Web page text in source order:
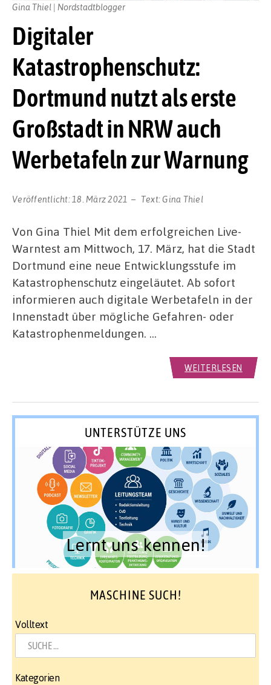
Digitaler
Katastrophenschutz:
Dortmund nutzt als erste
Großstadt in NRW auch
Werbetafeln zur Warnung
Veröffentlicht: 18. März 2021 Text:Gina Thiel
Gina Thiel | Nordstadtblogger
Von Gina Thiel Mit dem erfolgreichen Live-
Warntest am Mittwoch, 17. März, hat die Stadt
Dortmund eine neue Entwicklungsstufe im
Katastrophenschutz eingeläutet. Ab sofort
informieren auch digitale Werbetafeln in der
Innenstadt über mögliche Gefahren- oder
Katastrophenmeldungen. …
WEITERLESEN
UNTERSTÜTZE UNS
Lernt uns kennen!
MASCHINE SUCH!
Volltext
Kategorien